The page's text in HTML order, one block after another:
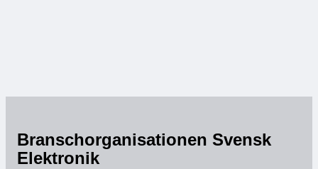
Branschorganisationen Svensk
Elektronik